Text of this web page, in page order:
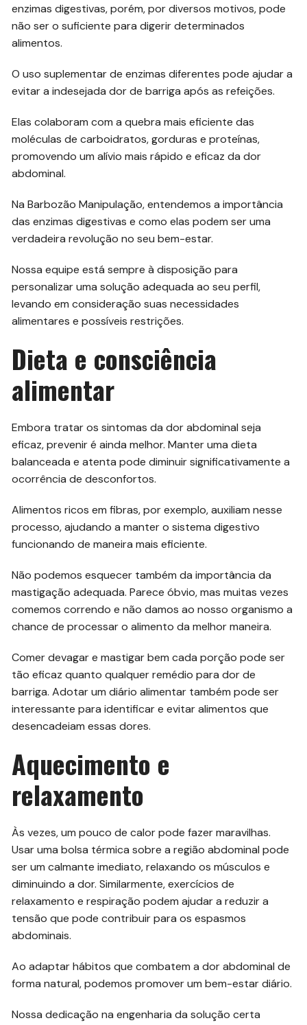
enzimas digestivas, porém, por diversos motivos, pode
não ser o suficiente para digerir determinados
alimentos.
O uso suplementar de enzimas diferentes pode ajudar a
evitar a indesejada dor de barriga após as refeições.
Elas colaboram com a quebra mais eficiente das
moléculas de carboidratos, gorduras e proteínas,
promovendo um alívio mais rápido e eficaz da dor
abdominal.
Na Barbozão Manipulação, entendemos a importância
das enzimas digestivas e como elas podem ser uma
verdadeira revolução no seu bem-estar.
Nossa equipe está sempre à disposição para
personalizar uma solução adequada ao seu perfil,
levando em consideração suas necessidades
alimentares e possíveis restrições.
Dieta e consciência
alimentar
Embora tratar os sintomas da dor abdominal seja
eficaz, prevenir é ainda melhor. Manter uma dieta
balanceada e atenta pode diminuir significativamente a
ocorrência de desconfortos.
Alimentos ricos em fibras, por exemplo, auxiliam nesse
processo, ajudando a manter o sistema digestivo
funcionando de maneira mais eficiente.
Não podemos esquecer também da importância da
mastigação adequada. Parece óbvio, mas muitas vezes
comemos correndo e não damos ao nosso organismo a
chance de processar o alimento da melhor maneira.
Comer devagar e mastigar bem cada porção pode ser
tão eficaz quanto qualquer remédio para dor de
barriga. Adotar um diário alimentar também pode ser
interessante para identificar e evitar alimentos que
desencadeiam essas dores.
Aquecimento e
relaxamento
Às vezes, um pouco de calor pode fazer maravilhas.
Usar uma bolsa térmica sobre a região abdominal pode
ser um calmante imediato, relaxando os músculos e
diminuindo a dor. Similarmente, exercícios de
relaxamento e respiração podem ajudar a reduzir a
tensão que pode contribuir para os espasmos
abdominais.
Ao adaptar hábitos que combatem a dor abdominal de
forma natural, podemos promover um bem-estar diário.
Nossa dedicação na engenharia da solução certa